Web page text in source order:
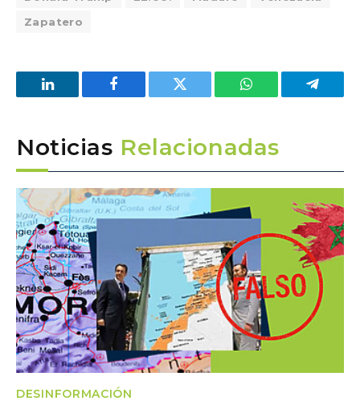
Zapatero
LinkedIn Facebook Twitter WhatsApp
Noticias Relacionadas
DESINFORMACIÓN